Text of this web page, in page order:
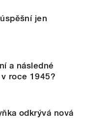
jen
a následné
roce 1945?
odkrývá nová